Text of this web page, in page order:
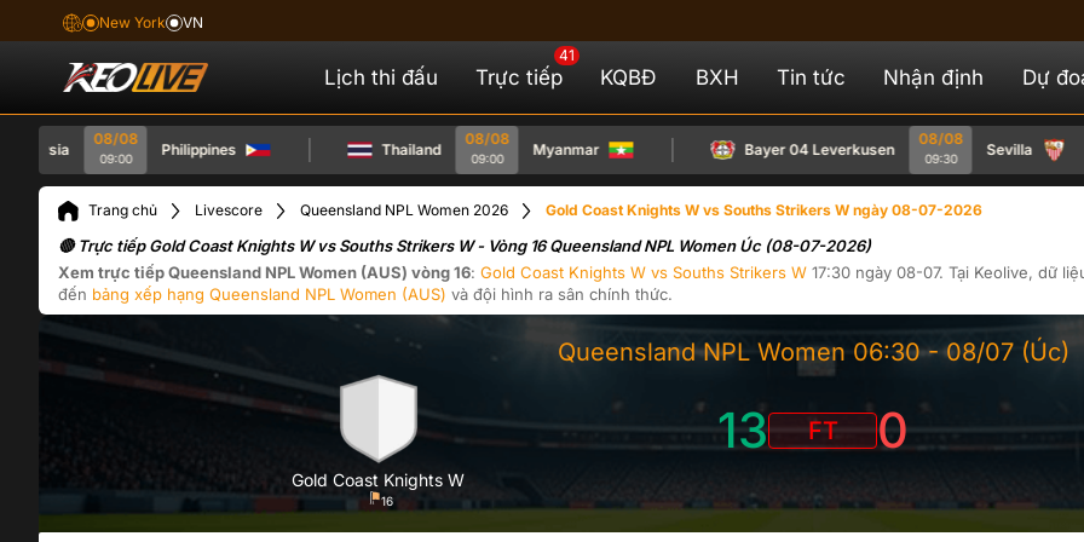
New York VN
Lịch thi đấu
41
Trực tiếp KQBĐ BXH Tin tức Nhận định Dự
08/08
09:00 Philippines Thailand
08/08
09:00 Myanmar Bayer 04 Leverkusen
08/08
09:30 Sevilla
Trang chủ Livescore Queensland NPL Women 2026 Gold Coast Knights W vs Souths Strikers W ngày 08-07-2026
🔴 Trực tiếp Gold Coast Knights W vs Souths Strikers W - Vòng 16 Queensland NPL Women Úc (08-07-2026)
Xem trực tiếpQueensland NPL Women (AUS) vòng 16: Gold Coast Knights W vs Souths Strikers W 17:30 ngày 08-07. Tại Keolive, dữ
đến bảng xếp hạng Queensland NPL Women (AUS) và đội hình ra sân chính thức.
Queensland NPL Women 06:30 -08/07(Úc)
Gold Coast Knights W
16
13 FT 0